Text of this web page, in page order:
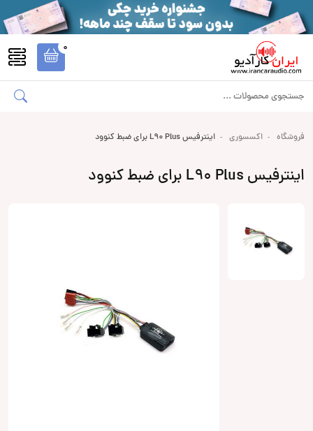
0
فروشگاه اکسسوری اینترفیس L90 Plus برای ضبط کنوود
اینترفیس L90 Plus برای ضبط کنوود